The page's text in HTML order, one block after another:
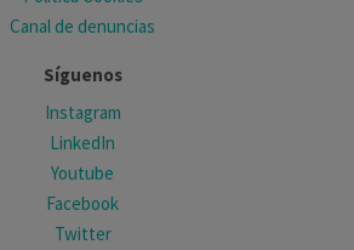
Canal de denuncias
Síguenos
Instagram
LinkedIn
Youtube
Facebook
Twitter